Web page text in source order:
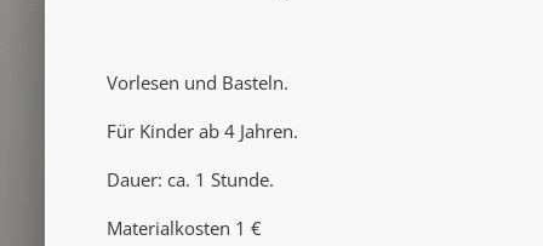
Vorlesen und Basteln.
Für Kinder ab 4 Jahren.
Dauer: ca. 1 Stunde.
Materialkosten 1 €